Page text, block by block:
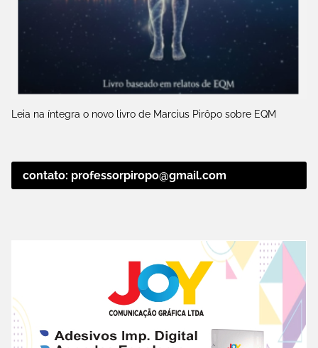
Leia na íntegra o novo livro de Marcius Pirôpo sobre EQM
contato: professorpiropo@gmail.com